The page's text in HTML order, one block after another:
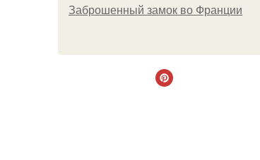
Заброшенный замок во Франции